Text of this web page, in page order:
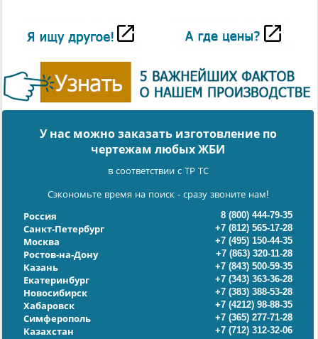
У нас можно заказать изготовление по
чертежам любых ЖБИ
в соответствии с ТР ТС
Сэкономьте время на поиск - сразу звоните нам!
Россия
8 (800) 444-79-35
Санкт-Петербург
+7 (812) 565-17-28
Москва
+7 (495) 150-44-35
Ростов-на-Дону
+7 (863) 320-11-28
Казань
+7 (843) 500-59-35
Екатеринбург
+7 (343) 363-36-28
Новосибирск
+7 (383) 388-53-28
Хабаровск
+7 (4212) 98-88-35
Симферополь
+7 (365) 277-71-28
Казахстан
+7 (712) 312-32-06